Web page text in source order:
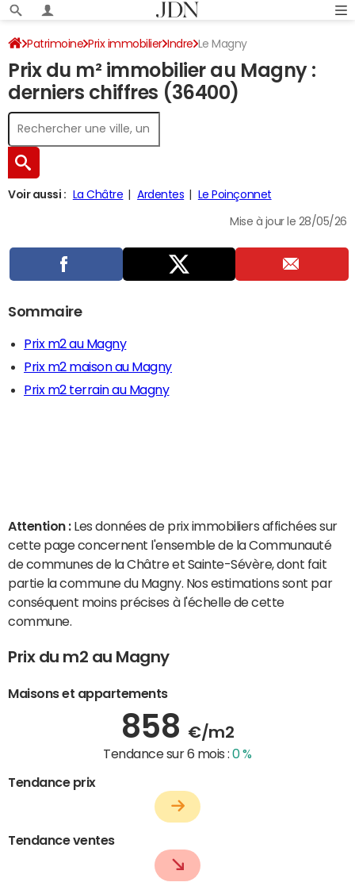
Patrimoine Prix immobilier Indre Le Magny
Prix du m² immobilier au Magny :
derniers chiffres (36400)
Voir aussi : La Châtre Ardentes Le Poinçonnet
Mise à jour le 28/05/26
Sommaire
Prix m2 au Magny
Prix m2 maison au Magny
Prix m2 terrain au Magny
Attention : Les données de prix immobiliers affichées sur
cette page concernent l'ensemble de la Communauté
de communes de la Châtre et Sainte-Sévère, dont fait
partie la commune du Magny. Nos estimations sont par
conséquent moins précises à l'échelle de cette
commune.
Prix du m2 au Magny
Maisons et appartements
858 €/m2
Tendance sur 6 mois :0 %
Tendance prix
Tendance ventes